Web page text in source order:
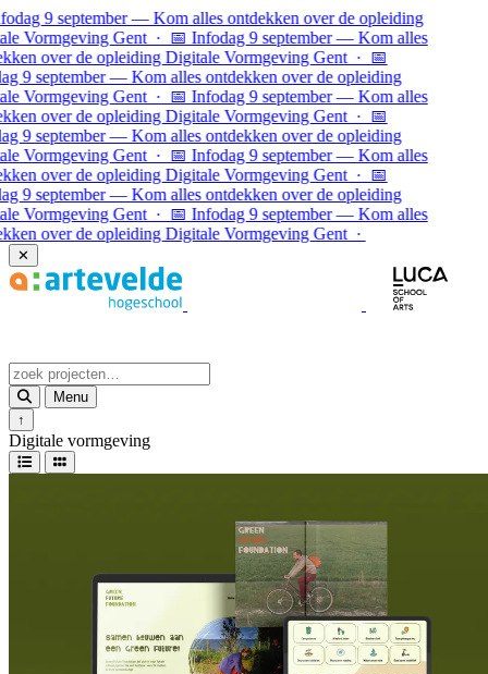
Ga naar inhoud
9 september — Kom alles ontdekken over de opleiding
Vormgeving Gent · 📅 Infodag 9 september — Kom alles
over de opleiding Digitale Vormgeving Gent · 📅
9 september — Kom alles ontdekken over de opleiding
Vormgeving Gent · 📅 Infodag 9 september — Kom alles
over de opleiding Digitale Vormgeving Gent ·
📅
9 september — Kom alles ontdekken over de opleiding
Vormgeving Gent · 📅 Infodag 9 september — Kom alles
over de opleiding Digitale Vormgeving Gent · 📅
9 september — Kom alles ontdekken over de opleiding
Vormgeving Gent · 📅 Infodag 9 september — Kom alles
over de opleiding Digitale Vormgeving Gent ·
✕
Menu
↑
Digitale vormgeving